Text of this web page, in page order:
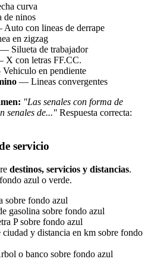
curva
ninos
con lineas de derrape
en zigzag
— Silueta de trabajador
con letras FF.CC.
en pendiente
— Lineas convergentes
"Las senales con forma de
senales de..." Respuesta correcta:
servicio
destinos, servicios y distancias.
azul o verde.
fondo azul
gasolina sobre fondo azul
P sobre fondo azul
y distancia en km sobre fondo
o banco sobre fondo azul